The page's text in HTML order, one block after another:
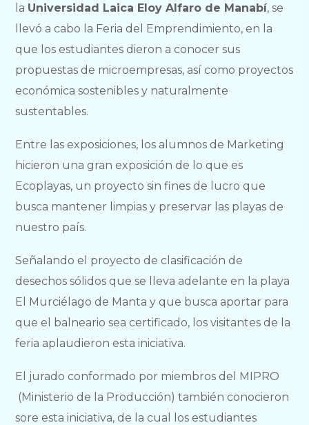
la Universidad Laica Eloy Alfaro de Manabí, se
llevó a cabo la Feria del Emprendimiento, en la
que los estudiantes dieron a conocer sus
propuestas de microempresas, así como proyectos
económica sostenibles y naturalmente
sustentables.
Entre las exposiciones, los alumnos de Marketing
hicieron una gran exposición de lo que es
Ecoplayas, un proyecto sin fines de lucro que
busca mantener limpias y preservar las playas de
nuestro país.
Señalando el proyecto de clasificación de
desechos sólidos que se lleva adelante en la playa
El Murciélago de Manta y que busca aportar para
que el balneario sea certificado, los visitantes de la
feria aplaudieron esta iniciativa.
El jurado conformado por miembros del MIPRO
(Ministerio de la Producción) también conocieron
sore esta iniciativa, de la cual los estudiantes